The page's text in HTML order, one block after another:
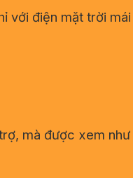
điện mặt trời
mà được xem